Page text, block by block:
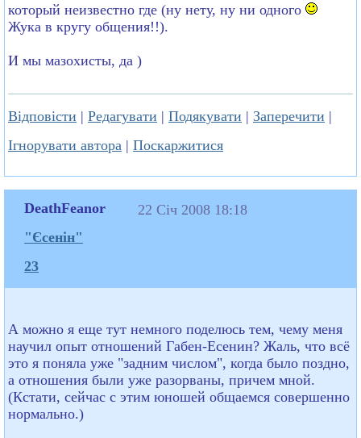
который неизвестно где (ну нету, ну ни одного
Жука в кругу общения!!).
И мы мaзoхисты, да )
Відповісти | Редагувати | Подякувати | Заперечити |
Ігнорувати автора | Поскаржитися
DeathFeanor
"Єсенін"
23
22 Січ 2008 18:18
А можно я еще тут немного поделюсь тем, чему меня
научил опыт отношений Габен-Есенин? Жаль, что всё
это я поняла уже "задним числом", когда было поздно,
а отношения были уже разорваны, причем мной.
(Кстати, сейчас с этим юношей общаемся совершенно
нормально.)